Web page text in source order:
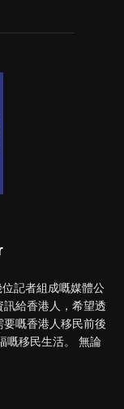
記者組成嘅媒體公
給香港人，希望透
嘅香港人移民前後
嘅移民生活。 無論